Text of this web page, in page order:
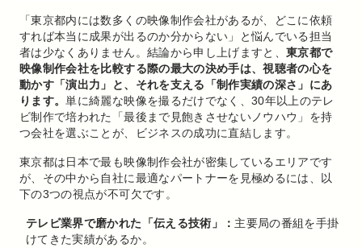
「東京都内には数多くの映像制作会社があるが、どこに依頼
すれば本当に成果が出るのか分からない」と悩んでいる担当
者は少なくありません。結論から申し上げますと、東京都で
映像制作会社を比較する際の最大の決め手は、視聴者の心を
動かす「演出力」と、それを支える「制作実績の深さ」にあ
ります。単に綺麗な映像を撮るだけでなく、30年以上のテレ
ビ制作で培われた「最後まで見飽きさせないノウハウ」を持
つ会社を選ぶことが、ビジネスの成功に直結します。
東京都は日本で最も映像制作会社が密集しているエリアです
が、その中から自社に最適なパートナーを見極めるには、以
下の3つの視点が不可欠です。
テレビ業界で磨かれた「伝える技術」： 主要局の番組を手掛
けてきた実績があるか。